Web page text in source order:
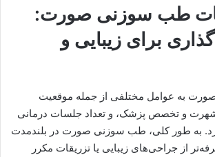
طب سوزنی صورت:
برای زیبایی و
به عوامل مختلفی از جمله موقعیت
شهرت و تخصص پزشک، و تعداد جلسات درمانی
به طور کلی، طب سوزنی صورت در بلندمدت
از جراحی‌های زیبایی یا تزریقات مکرر